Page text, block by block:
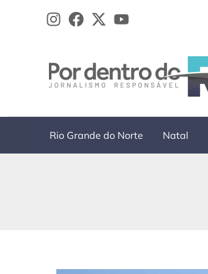
Rio Grande do Norte Natal